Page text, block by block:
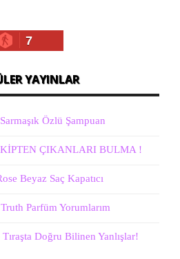
7
YAYINLAR
Özlü Şampuan
ÇIKANLARI BULMA !
Beyaz Saç Kapatıcı
Parfüm Yorumlarım
Doğru Bilinen Yanlışlar!